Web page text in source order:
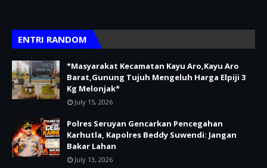
ENTRI RANDOM
*Masyarakat Kecamatan Kayu Aro,Kayu Aro
Barat,Gunung Tujuh Mengeluh Harga Elpiji 3
Kg Melonjak*
July 15, 2026
Polres Seruyan Gencarkan Pencegahan
Karhutla, Kapolres Beddy Suwendi: Jangan
Bakar Lahan
July 13, 2026